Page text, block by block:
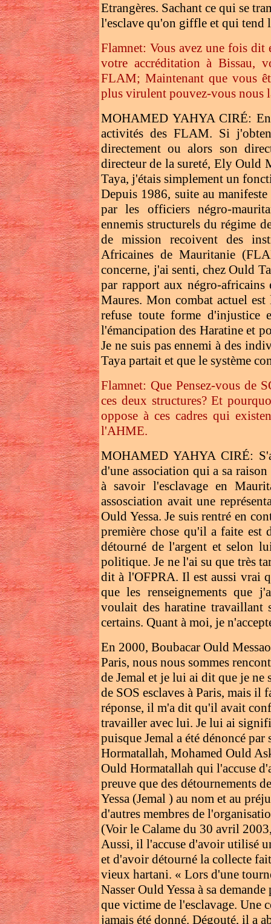
Etrangères. Sachant ce qui se
l'esclave qu'on giffle et qui tend
Flamnet: Vous avez une fois dit
votre accréditation à Bissau,
FLAM; Maintenant que vous
plus virulent pouvez-vous nous
MOHAMED YAHYA CIRÉ: En
activités des FLAM. Si
directement ou alors son
directeur de la sureté, Ely Ould
Taya, j'étais simplement un
Depuis 1986, suite au
par les officiers négro-
ennemis structurels du régime
de mission recoivent des
Africaines de Mauritanie
concerne, j'ai senti, chez Ould
par rapport aux négro-africains
Maures. Mon combat actuel
refuse toute forme
l'émancipation des Haratine et
Je ne suis pas ennemi à des
Taya partait et que le système
Flamnet: Que Pensez-vous de
ces deux structures? Et
oppose à ces cadres qui
l'AHME.
MOHAMED YAHYA CIRÉ:
d'une association qui a sa
à savoir l'esclavage en
assosciation avait une
Ould Yessa. Je suis rentré en
première chose qu'il a faite est
détourné de l'argent et selon
politique. Je ne l'ai su que très
dit à l'OFPRA. Il est aussi vrai
que les renseignements que
voulait des haratine travaillant
certains. Quant à moi, je
En 2000, Boubacar Ould
Paris, nous nous sommes
de Jemal et je lui ai dit que je ne
de SOS esclaves à Paris, mais
réponse, il m'a dit qu'il avait
travailler avec lui. Je lui ai
puisque Jemal a été dénoncé
Hormatallah, Mohamed Ould
Ould Hormatallah qui l'accuse
preuve que des détournements
Yessa (Jemal ) au nom et au
d'autres membres de
(Voir le Calame du 30 avril
Aussi, il l'accuse d'avoir utilisé
et d'avoir détourné la collecte
vieux hartani. « Lors d'une
Nasser Ould Yessa à sa
que victime de l'esclavage. Une
jamais été donné. Dégouté, il a